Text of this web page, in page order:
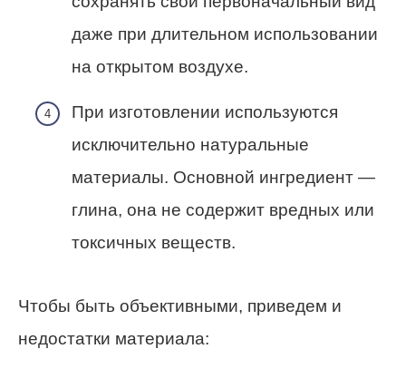
даже при длительном использовании
на открытом воздухе.
При изготовлении используются
исключительно натуральные
материалы. Основной ингредиент —
глина, она не содержит вредных или
токсичных веществ.
Чтобы быть объективными, приведем и
недостатки материала: